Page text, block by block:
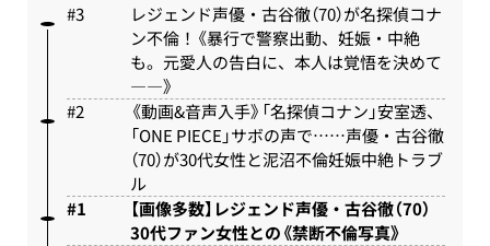
レジェンド声優・古谷徹（70）が名探偵コナ
ン不倫！《暴行で警察出動、妊娠・中絶
も。元愛人の告白に、本人は覚悟を決めて
――》
《動画&音声入手》「名探偵コナン」安室透、
「ONE PIECE」サボの声で……声優・古谷徹
（70）が30代女性と泥沼不倫妊娠中絶トラブ
ル
【画像多数】レジェンド声優・古谷徹（70）
30代ファン女性との《禁断不倫写真》